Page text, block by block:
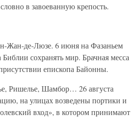
в завоеванную крепость.
Жан-де-Люзе. 6 июня на Фазаньем
сохранять мир. Брачная месса
епископа Байонны.
Ришелье, Шамбор… 26 августа
на улицах возведены портики и
вход», в котором принимают